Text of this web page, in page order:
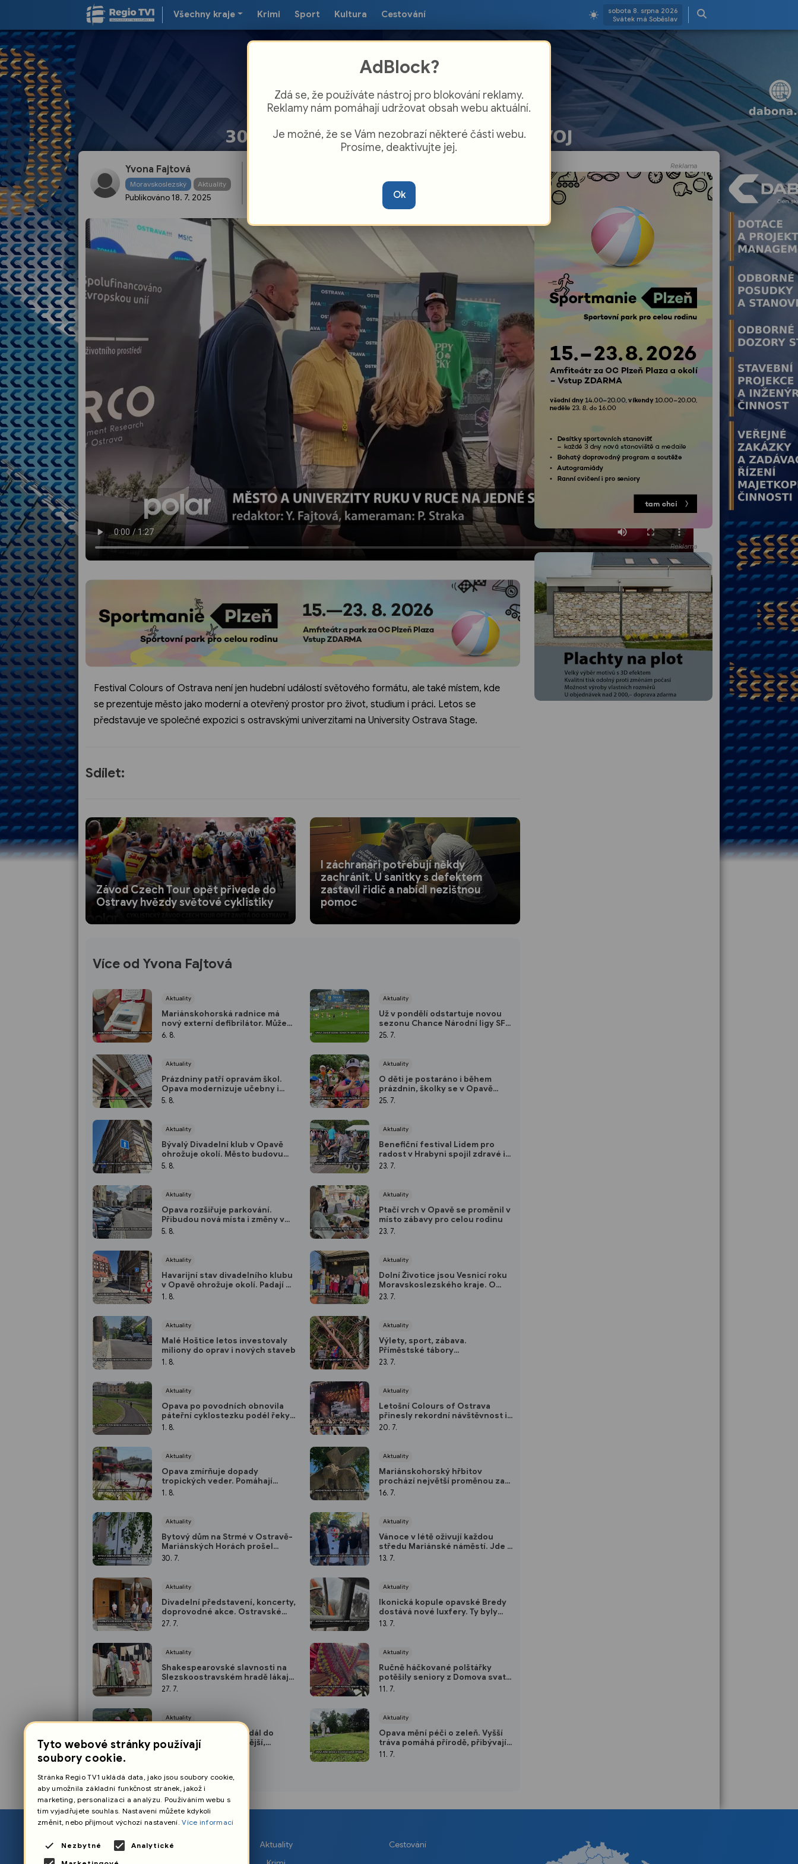
Všechny kraje Krimi Sport Kultura Cestování
sobota 8. srpna 2026
Svátek má Soběslav
Yvona Fajtová
Moravskoslezský Aktuality
Publikováno 18. 7. 2025
Colours of Ostrava se prezentuje město
společně s univerzitami
Festival Colours of Ostrava není jen hudební událostí světového formátu, ale také místem, kde
se prezentuje město jako moderní a otevřený prostor pro život, studium i práci. Letos se
představuje ve společné expozici s ostravskými univerzitami na University Ostrava Stage.
Sdílet:
Závod Czech Tour opět přivede do
Ostravy hvězdy světové cyklistiky
I záchranáři potřebují někdy
zachránit. U sanitky s defektem
zastavil řidič a nabídl nezištnou
pomoc
Více od Yvona Fajtová
Aktuality
Mariánskohorská radnice má
nový externí defibrilátor. Může
zachránit život během několika
6. 8.
Aktuality
Prázdniny patří opravám škol.
Opava modernizuje učebny i
rozvody
5. 8.
Aktuality
Bývalý Divadelní klub v Opavě
ohrožuje okolí. Město budovu
zabezpečilo kvůli padající
5. 8.
Aktuality
Opava rozšiřuje parkování.
Přibudou nová místa i změny v
parkovacích zónách
5. 8.
Aktuality
Havarijní stav divadelního klubu
v Opavě ohrožuje okolí. Padají z
něj kusy omítky
1. 8.
Aktuality
Malé Hoštice letos investovaly
miliony do oprav i nových staveb
1. 8.
Aktuality
Opava po povodních obnovila
páteřní cyklostezku podél řeky,
jde o úsek dlouhý přes 3
1. 8.
Aktuality
Opava zmírňuje dopady
tropických veder. Pomáhají
mlhoviště, pítko i delší otevírací
1. 8.
Aktuality
Bytový dům na Strmé v Ostravě-
Mariánských Horách prošel
kompletní rekonstrukcí
30. 7.
Aktuality
Divadelní představení, koncerty,
doprovodné akce. Ostravské
Divadlo loutek patří Pimprlétu
27. 7.
Aktuality
Shakespearovské slavnosti na
Slezskoostravském hradě lákají
na hvězdné obsazení i letní
27. 7.
Aktuality
Hlavní tah na Krnov a dál do
Polska bude bezpečnější,
pokračuje také stavba jižního
Aktuality
Už v pondělí odstartuje novou
sezonu Chance Národní ligy SFC
Opava
25. 7.
Aktuality
O děti je postaráno i během
prázdnin, školky se v Opavě
střídají
25. 7.
Aktuality
Benefiční festival Lidem pro
radost v Hrabyni spojil zdravé i
handicapované
23. 7.
Aktuality
Ptačí vrch v Opavě se proměnil v
místo zábavy pro celou rodinu
23. 7.
Aktuality
Dolní Životice jsou Vesnicí roku
Moravskoslezského kraje. O
vítězství rozhodla silná
23. 7.
Aktuality
Výlety, sport, zábava.
Příměstské tábory
mariánskohorské radnice opět
23. 7.
Aktuality
Letošní Colours of Ostrava
přinesly rekordní návštěvnost i
nezapomenutelné koncerty
20. 7.
Aktuality
Mariánskohorský hřbitov
prochází největší proměnou za
desítky let. Skončit má ještě
16. 7.
Aktuality
Vánoce v létě oživují každou
středu Mariánské náměstí. Jde o
prázdninový festival plný hudby
13. 7.
Aktuality
Ikonická kopule opavské Bredy
dostává nové luxfery. Ty byly
speciálně vyrobeny pro tuto
13. 7.
Aktuality
Ručně háčkované polštářky
potěšily seniory z Domova svaté
Zdislavy v Opavě
11. 7.
Aktuality
Opava mění péči o zeleň. Vyšší
tráva pomáhá přírodě, přibývají i
nové stromy
11. 7.
Reklama
Reklama
O nás
Aktuality
Cestování
AdBlock?
Zdá se, že používáte nástroj pro blokování reklamy.
Reklamy nám pomáhají udržovat obsah webu aktuální.
Je možné, že se Vám nezobrazí některé části webu.
Prosíme, deaktivujte jej.
Ok
Tyto webové stránky používají
soubory cookie.
Stránka Regio TV1 ukládá data, jako jsou soubory cookie,
aby umožnila základní funkčnost stránek, jakož i
marketing, personalizaci a analýzu. Používáním webu s
tím vyjadřujete souhlas. Nastavení můžete kdykoli
změnit, nebo přijmout výchozí nastavení.Více informací
Nezbytné
Analytické